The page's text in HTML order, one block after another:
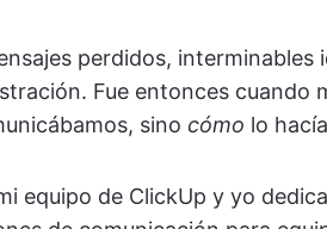
perdidos,
Fue entonces cuando
sino cómo lo
equipo de ClickUp y yo